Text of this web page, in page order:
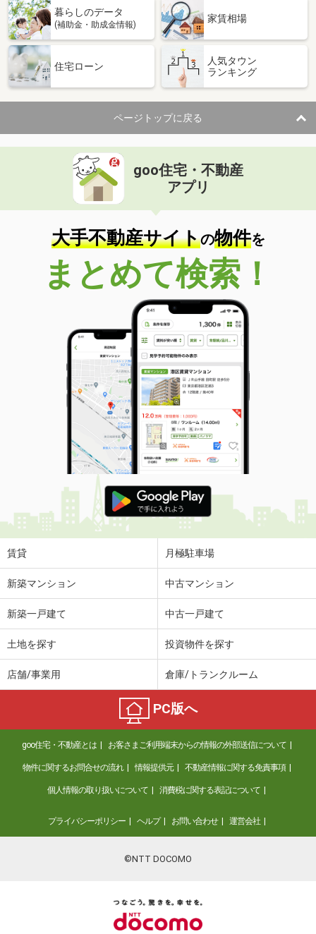
暮らしのデータ
(補助金・助成金情報)
家賃相場
住宅ローン
人気タウン
ランキング
ページトップに戻る
goo住宅・不動産
アプリ
大手不動産サイトの物件を
まとめて検索！
賃貸 月極駐車場
新築マンション 中古マンション
新築一戸建て 中古一戸建て
土地を探す 投資物件を探す
店舗/事業用 倉庫/トランクルーム
PC版へ
goo住宅・不動産とは お客さまご利用端末からの情報の外部送信について
物件に関するお問合せの流れ 情報提供元 不動産情報に関する免責事項
個人情報の取り扱いについて 消費税に関する表記について
プライバシーポリシー ヘルプ お問い合わせ 運営会社
©NTT DOCOMO